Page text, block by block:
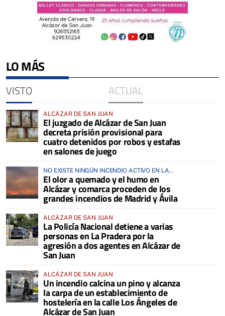
LO MÁS
VISTO ACTUAL
ALCÁZAR DE SAN JUAN
El juzgado de Alcázar de San Juan
decreta prisión provisional para
cuatro detenidos por robos y estafas
en salones de juego
NO EXISTE NINGÚN INCENDIO ACTIVO EN LA
COMARCA
El olor a quemado y el humo en
Alcázar y comarca proceden de los
grandes incendios de Madrid y Ávila
ALCÁZAR DE SAN JUAN
La Policía Nacional detiene a varias
personas en La Pradera por la
agresión a dos agentes en Alcázar de
San Juan
ALCÁZAR DE SAN JUAN
Un incendio calcina un pino y alcanza
la carpa de un establecimiento de
hostelería en la calle Los Ángeles de
Alcázar de San Juan